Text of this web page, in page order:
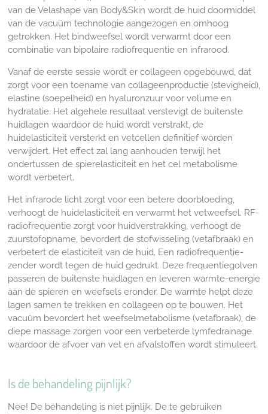
van de Velashape van Body&Skin wordt de huid doormiddel
van de vacuüm technologie aangezogen en omhoog
getrokken. Het bindweefsel wordt verwarmt door een
combinatie van bipolaire radiofrequentie en infrarood.
Vanaf de eerste sessie wordt er collageen opgebouwd, dat
zorgt voor een toename van collageenproductie (stevigheid),
elastine (soepelheid) en hyaluronzuur voor volume en
hydratatie. Het algehele resultaat verstevigt de buitenste
huidlagen waardoor de huid wordt verstrakt, de
huidelasticiteit versterkt en vetcellen definitief worden
verwijdert. Het effect zal lang aanhouden terwijl het
ondertussen de spierelasticiteit en het cel metabolisme
wordt verbetert.
Het infrarode licht zorgt voor een betere doorbloeding,
verhoogt de huidelasticiteit en verwarmt het vetweefsel. RF-
radiofrequentie zorgt voor huidverstrakking, verhoogt de
zuurstofopname, bevordert de stofwisseling (vetafbraak) en
verbetert de elasticiteit van de huid. Een radiofrequentie-
zender wordt tegen de huid gedrukt. Deze frequentiegolven
passeren de buitenste huidlagen en leveren warmte-energie
aan de spieren en weefsels eronder. De warmte helpt deze
lagen samen te trekken en collageen op te bouwen. Het
vacuüm bevordert het weefselmetabolisme (vetafbraak), de
diepe massage zorgen voor een verbeterde lymfedrainage
waardoor de afvoer van vet en afvalstoffen wordt stimuleert.
Is de behandeling pijnlijk?
Nee! De behandeling is niet pijnlijk. De te gebruiken